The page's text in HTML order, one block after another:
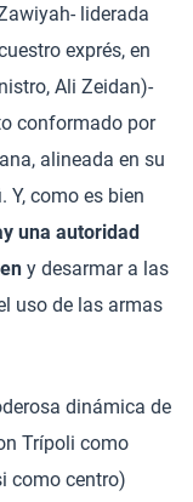
liderada
exprés, en
Ali Zeidan)-
conformado por
alineada en su
Y, como es bien
una autoridad
y desarmar a las
uso de las armas
dinámica de
Trípoli como
como centro)